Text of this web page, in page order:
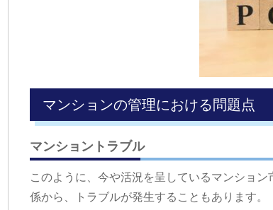
マンションの管理における問題点
マンショントラブル
このように、今や活況を呈しているマンショ
係から、トラブルが発生することもあります。